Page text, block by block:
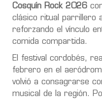
Cosquín Rock 2026
clásico ritual parrillero
reforzando el vínculo
comida compartida.
El festival cordobés,
febrero en el
volvió a consagrarse
musical de la región.